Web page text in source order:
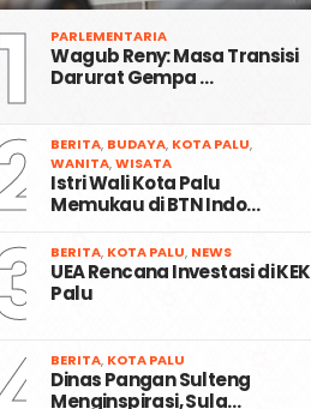
PARLEMENTARIA
Wagub Reny: Masa Transisi
Darurat Gempa …
BERITA, BUDAYA, KOTA PALU,
WANITA,WISATA
Istri Wali Kota Palu
Memukau di BTN Indo…
BERITA, KOTA PALU, NEWS
UEA Rencana Investasi di KEK
Palu
BERITA, KOTA PALU
Dinas Pangan Sulteng
Menginspirasi, Sula…